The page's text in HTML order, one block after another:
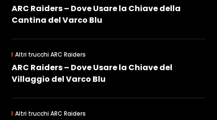
ARC Raiders – Dove Usare la Chiave della
Cantina del Varco Blu
Altri trucchi ARC Raiders
ARC Raiders – Dove Usare la Chiave del
Villaggio del Varco Blu
Altri trucchi ARC Raiders